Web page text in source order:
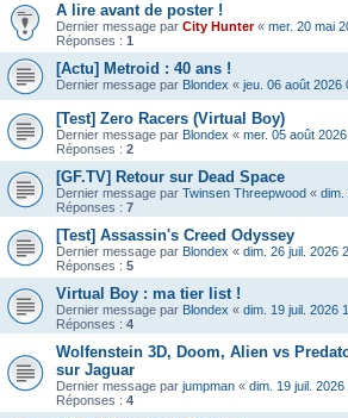
A lire avant de poster !
Dernier message par City Hunter« mer. 20 mai
Réponses : 1
[Actu] Metroid : 40 ans !
Dernier message par Blondex « jeu. 06 août 2026
[Test] Zero Racers (Virtual Boy)
Dernier message par Blondex « mer. 05 août
Réponses : 2
[GF.TV] Retour sur Dead Space
Dernier message par Twinsen Threepwood « dim.
Réponses : 7
[Test] Assassin's Creed Odyssey
Dernier message par Blondex « dim. 26 juil. 2026
Réponses : 5
Virtual Boy : ma tier list !
Dernier message par Blondex « dim. 19 juil. 2026
Réponses : 4
Wolfenstein 3D, Doom, Alien vs
sur Jaguar
Dernier message par jumpman « dim. 19 juil. 2026
Réponses : 4